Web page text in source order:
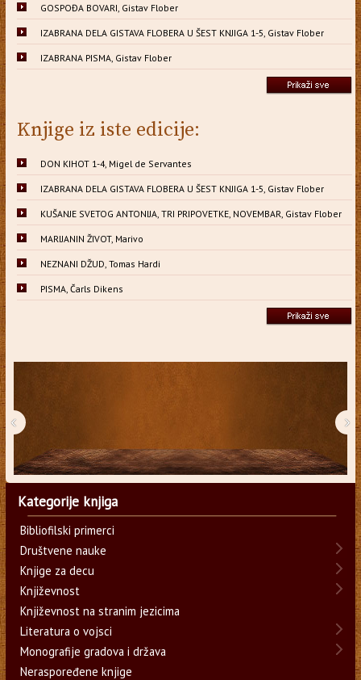
GOSPOĐA BOVARI, Gistav Flober
IZABRANA DELA GISTAVA FLOBERA U ŠEST KNJIGA 1-5, Gistav Flober
IZABRANA PISMA, Gistav Flober
Knjige iz iste edicije:
DON KIHOT 1-4, Migel de Servantes
IZABRANA DELA GISTAVA FLOBERA U ŠEST KNJIGA 1-5, Gistav Flober
KUŠANJE SVETOG ANTONIJA, TRI PRIPOVETKE, NOVEMBAR, Gistav Flober
MARIJANIN ŽIVOT, Marivo
NEZNANI DŽUD, Tomas Hardi
PISMA, Čarls Dikens
‹ ›
Kategorije knjiga
Bibliofilski primerci
Društvene nauke
Knjige za decu
Književnost
Književnost na stranim jezicima
Literatura o vojsci
Monografije gradova i država
Neraspoređene knjige